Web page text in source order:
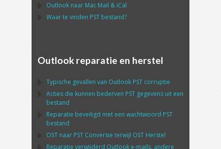
Outlook naar Mac Mail & iCal
Waar te vinden PST bestand?
Outlook reparatie en herstel
Typische gevallen van Outlook PST corruptie
Acties die kunnen bederven PST gegevens uit een
bestand
Reparatie beveiligd met een wachtwoord PST
bestand
OST naar PST Conversie terwijl OST Herstel
Reparatie verwijderd Outlook e-mails, andere